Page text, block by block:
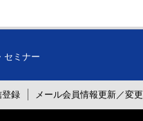
セミナー
登録 メール会員情報更新／変更